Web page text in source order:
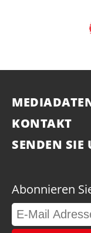
KONTAKT
SENDEN SIE
Abonnieren